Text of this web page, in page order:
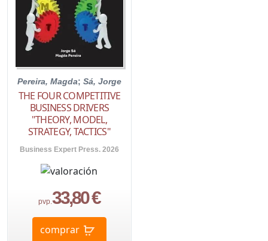
Pereira, Magda; Sá, Jorge
THE FOUR COMPETITIVE
BUSINESS DRIVERS
"THEORY, MODEL,
STRATEGY, TACTICS"
Business Expert Press. 2026
pvp.33,80 €
comprar